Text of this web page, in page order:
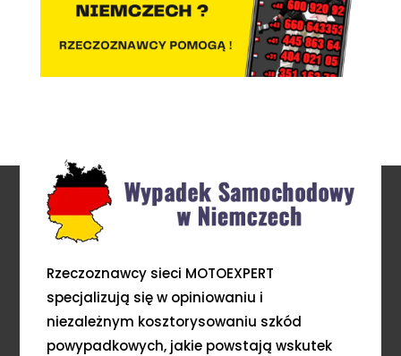
Rzeczoznawcy sieci MOTOEXPERT
specjalizują się w opiniowaniu i
niezależnym kosztorysowaniu szkód
powypadkowych, jakie powstają wskutek